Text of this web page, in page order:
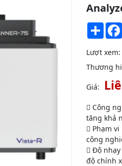
Share
Lượt xem:
Thương
Giá:
 Công
tăng khả
 Phạm
công
 Độ
độ chính